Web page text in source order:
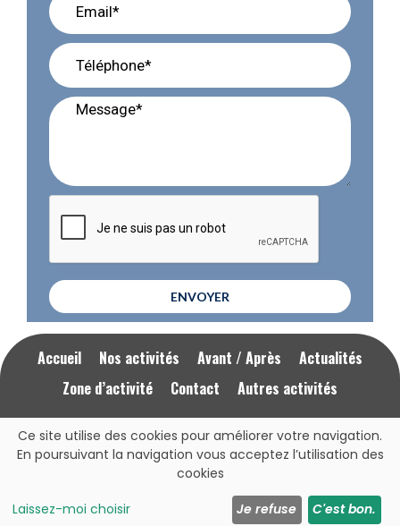
ENVOYER
Accueil Nos activités Avant / Après
Actualités
Zone d’activité
Contact Autres activités
Mentions Légales RGPD
Cliquez ici pour nous appeler
07 77 22 39 31
Ce site utilise des cookies pour améliorer votre navigation.
En poursuivant la navigation vous acceptez l’utilisation des
cookies
Laissez-moi choisir Je refuse C'est bon.